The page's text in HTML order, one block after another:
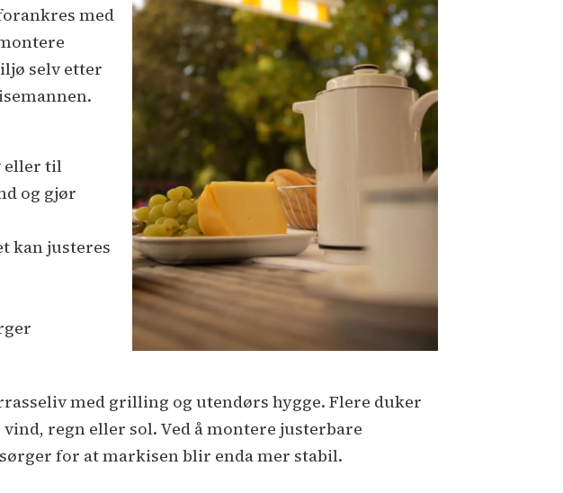
med
selv etter
eller til
og gjør
kan justeres
med grilling og utendørs hygge. Flere duker
regn eller sol. Ved å montere justerbare
for at markisen blir enda mer stabil.